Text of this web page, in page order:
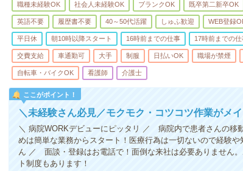
職種未経験OK 社会人未経験OK ブランクOK 既卒第二新卒OK
英語不要 履歴書不要 40～50代活躍 しゅふ歓迎 WEB登録
平日休 朝10時以降スタート 16時前までの仕事 17時前までの仕
交費支給 車通勤可 大手 制服 日払いOK 職場が禁煙
自転車・バイクOK 看護師 介護士
ここがポイント！
＼未経験さん必見／モクモク・コツコツ作業がメ
＼ 病院WORKデビューにピッタリ ／ 病院内で患者さんの移
めは簡単な業務からスタート！医療行為は一切ないので経験
ん ／ 面談・登録はお電話で！面倒な来社は必要ありません
ト制度もあります！